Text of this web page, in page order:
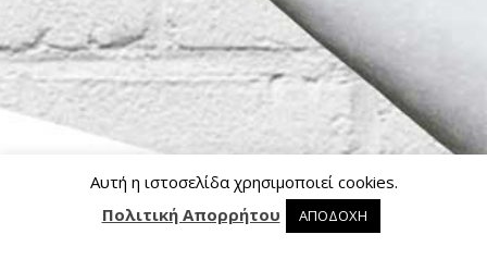
0 0 προϊόντα στο καλάθι
Αυτή η ιστοσελίδα χρησιμοποιεί cookies.
Πολιτική Απορρήτου
ΑΠΟΔΟΧΗ